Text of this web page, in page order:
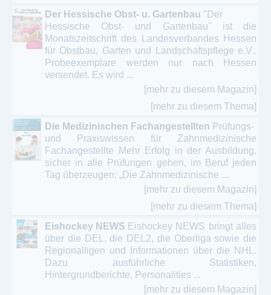
Der Hessische Obst- u. Gartenbau "Der
Hessische Obst- und Gartenbau" ist die
Monatszeitschrift des Landesverbandes Hessen
für Obstbau, Garten und Landschaftspflege e.V..
Probeexemplare werden nur nach Hessen
versendet. Es wird ...
[mehr zu diesem Magazin]
[mehr zu diesem Thema]
Die Medizinischen Fachangestellten Prüfungs-
und Praxiswissen für Zahnmedizinische
Fachangestellte Mehr Erfolg in der Ausbildung,
sicher in alle Prüfungen gehen, im Beruf jeden
Tag überzeugen: „Die Zahnmedizinische ...
[mehr zu diesem Magazin]
[mehr zu diesem Thema]
Eishockey NEWS Eishockey NEWS bringt alles
über die DEL, die DEL2, die Oberliga sowie die
Regionalligen und Informationen über die NHL.
Dazu ausführliche Statistiken,
Hintergrundberichte, Personalities ...
[mehr zu diesem Magazin]